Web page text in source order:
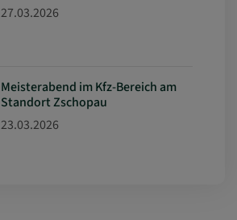
27.03.2026
Meisterabend im Kfz-Bereich am
Standort Zschopau
23.03.2026